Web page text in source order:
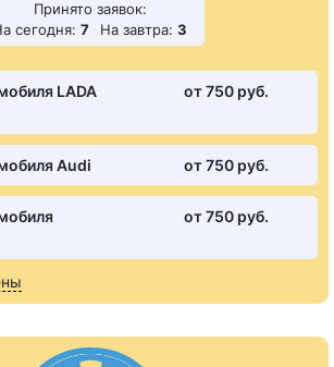
Принято заявок:
сегодня: 7 На завтра: 3
LADA
от 750 pуб.
Audi от 750 pуб.
от 750 pуб.